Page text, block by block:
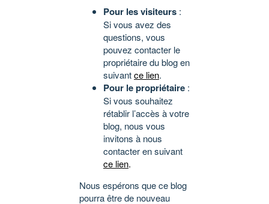
Pour les visiteurs :
Si vous avez des
questions, vous
pouvez contacter le
propriétaire du blog en
suivantce lien.
Pour le propriétaire :
Si vous souhaitez
rétablir l’accès à votre
blog, nous vous
invitons à nous
contacter en suivant
ce lien.
Nous espérons que ce blog
pourra être de nouveau